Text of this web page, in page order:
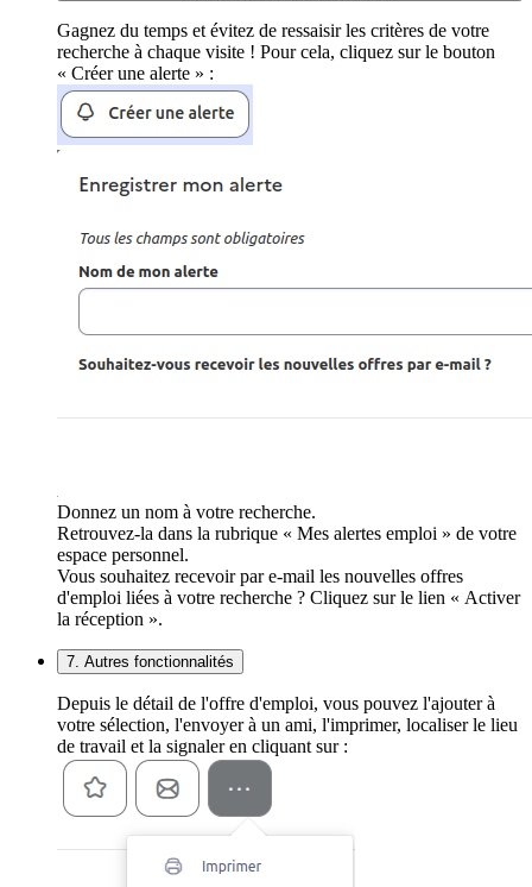
Gagnez du temps et évitez de ressaisir les critères de votre
recherche à chaque visite ! Pour cela, cliquez sur le bouton
« Créer une alerte » :
Donnez un nom à votre recherche.
Retrouvez-la dans la rubrique « Mes alertes emploi » de votre
espace personnel.
Vous souhaitez recevoir par e-mail les nouvelles offres
d'emploi liées à votre recherche ? Cliquez sur le lien « Activer
la réception ».
7. Autres fonctionnalités
Depuis le détail de l'offre d'emploi, vous pouvez l'ajouter à
votre sélection, l'envoyer à un ami, l'imprimer, localiser le lieu
de travail et la signaler en cliquant sur :